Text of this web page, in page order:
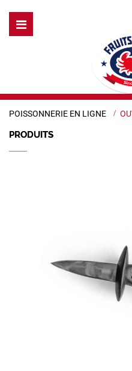
Basculer
la
POISSONNERIE EN LIGNE >
PRODUITS